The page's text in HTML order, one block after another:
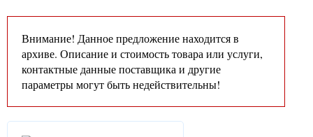
Внимание! Данное предложение находится в
архиве. Описание и стоимость товара или услуги,
контактные данные поставщика и другие
параметры могут быть недействительны!